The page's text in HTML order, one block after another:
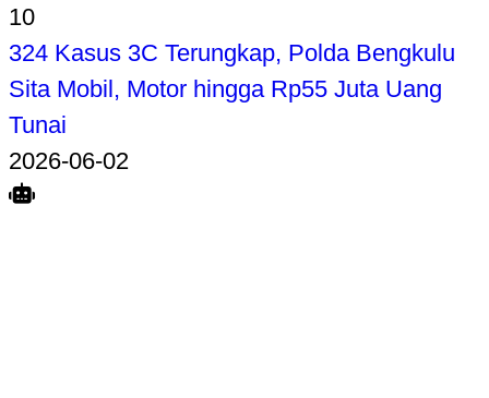
10
324 Kasus 3C Terungkap, Polda Bengkulu
Sita Mobil, Motor hingga Rp55 Juta Uang
Tunai
2026-06-02